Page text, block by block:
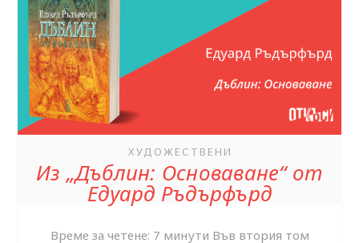
ХУДОЖЕСТВЕНИ
Из „Дъблин: Основаване“ от
Едуард Ръдърфърд
Време за четене: 7 минути Във втория том